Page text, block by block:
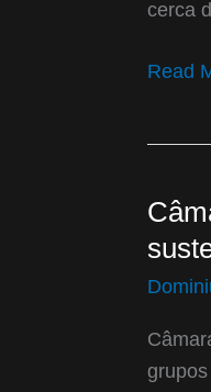
cerca
de
20
Read
instala
com